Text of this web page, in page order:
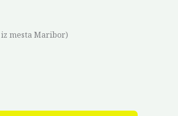
mesta Maribor)